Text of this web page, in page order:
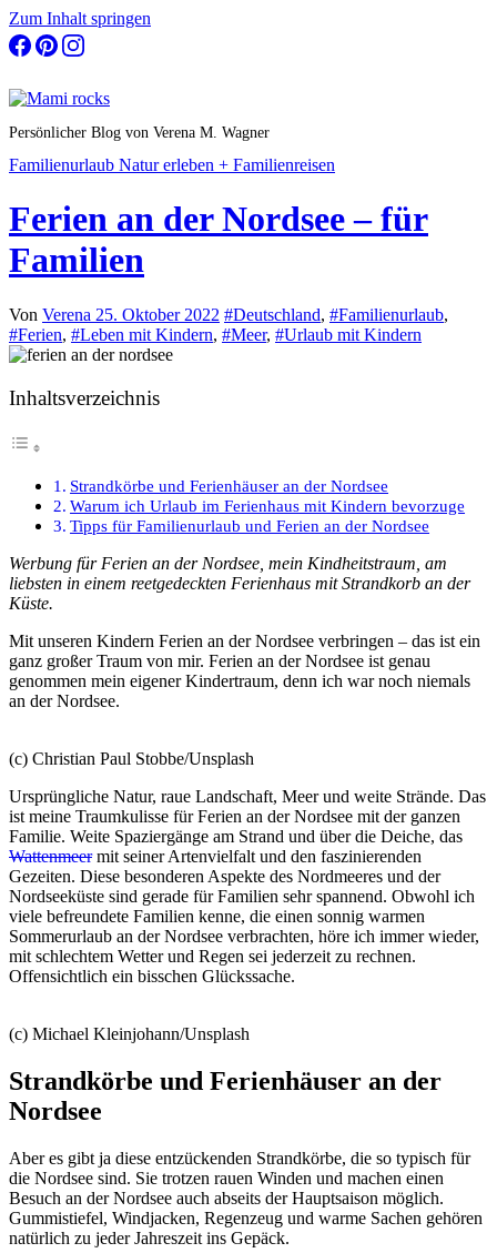
Zum Inhalt springen
Persönlicher Blog von Verena M. Wagner
Familienurlaub Natur erleben + Familienreisen
Ferien an der Nordsee – für
Familien
Von Verena 25. Oktober 2022 #Deutschland, #Familienurlaub,
#Ferien, #Leben mit Kindern, #Meer, #Urlaub mit Kindern
Inhaltsverzeichnis
Strandkörbe und Ferienhäuser an der Nordsee
Warum ich Urlaub im Ferienhaus mit Kindern bevorzuge
Tipps für Familienurlaub und Ferien an der Nordsee
Werbung für Ferien an der Nordsee, mein Kindheitstraum, am
liebsten in einem reetgedeckten Ferienhaus mit Strandkorb an der
Küste.
Mit unseren Kindern Ferien an der Nordsee verbringen – das ist ein
ganz großer Traum von mir. Ferien an der Nordsee ist genau
genommen mein eigener Kindertraum, denn ich war noch niemals
an der Nordsee.
(c) Christian Paul Stobbe/Unsplash
Ursprüngliche Natur, raue Landschaft, Meer und weite Strände. Das
ist meine Traumkulisse für Ferien an der Nordsee mit der ganzen
Familie. Weite Spaziergänge am Strand und über die Deiche, das
Wattenmeermit seiner Artenvielfalt und den faszinierenden
Gezeiten. Diese besonderen Aspekte des Nordmeeres und der
Nordseeküste sind gerade für Familien sehr spannend. Obwohl ich
viele befreundete Familien kenne, die einen sonnig warmen
Sommerurlaub an der Nordsee verbrachten, höre ich immer wieder,
mit schlechtem Wetter und Regen sei jederzeit zu rechnen.
Offensichtlich ein bisschen Glückssache.
(c) Michael Kleinjohann/Unsplash
Strandkörbe und Ferienhäuser an der
Nordsee
Aber es gibt ja diese entzückenden Strandkörbe, die so typisch für
die Nordsee sind. Sie trotzen rauen Winden und machen einen
Besuch an der Nordsee auch abseits der Hauptsaison möglich.
Gummistiefel, Windjacken, Regenzeug und warme Sachen gehören
natürlich zu jeder Jahreszeit ins Gepäck.